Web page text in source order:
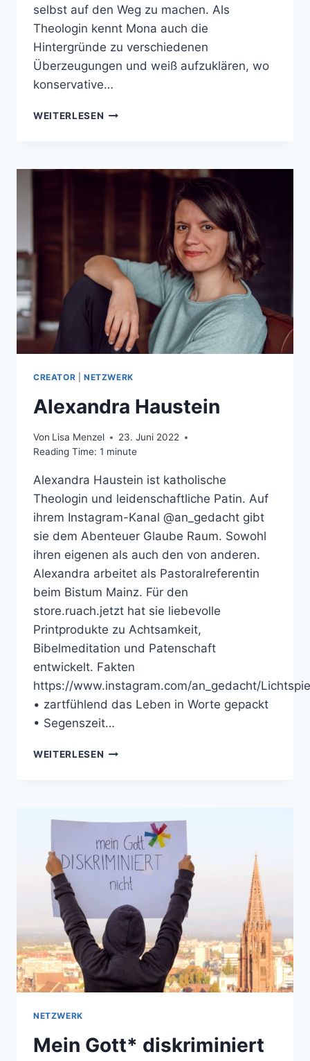
selbst auf den Weg zu machen. Als
Theologin kennt Mona auch die
Hintergründe zu verschiedenen
Überzeugungen und weiß aufzuklären, wo
konservative…
WEITERLESEN MONA
CREATOR NETZWERK
Alexandra Haustein
Von Lisa Menzel
23. Juni 2022
Reading Time: 1 minute
Alexandra Haustein ist katholische
Theologin und leidenschaftliche Patin. Auf
ihrem Instagram-Kanal @an_gedacht gibt
sie dem Abenteuer Glaube Raum. Sowohl
ihren eigenen als auch den von anderen.
Alexandra arbeitet als Pastoralreferentin
beim Bistum Mainz. Für den
store.ruach.jetzt hat sie liebevolle
Printprodukte zu Achtsamkeit,
Bibelmeditation und Patenschaft
entwickelt. Fakten
https://www.instagram.com/an_gedacht/
• zartfühlend das Leben in Worte gepackt
• Segenszeit…
WEITERLESEN ALEXANDRA
NETZWERK
Mein Gott* diskriminiert